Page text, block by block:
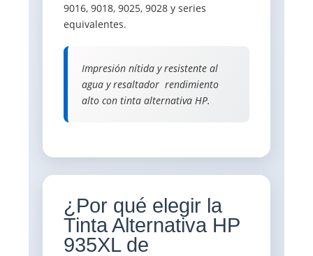
9016, 9018, 9025, 9028 y series
equivalentes.
Impresión nítida y resistente al
agua y resaltador  rendimiento
alto con tinta alternativa HP.
¿Por qué elegir la
Tinta Alternativa HP
935XL de